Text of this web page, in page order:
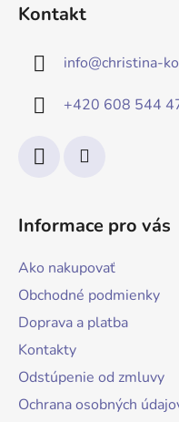
Kontakt
info@christina-
+420 608 544
Informace pro vás
Ako nakupovať
Obchodné podmienky
Doprava a platba
Kontakty
Odstúpenie od zmluvy
Ochrana osobných